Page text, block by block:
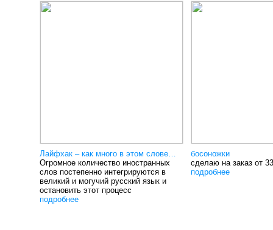
Лайфхак – как много в этом слове…
Огромное количество иностранных
слов постепенно интегрируются в
великий и могучий русский язык и
остановить этот процесс
подробнее
босоножки
сделаю на заказ от
подробнее